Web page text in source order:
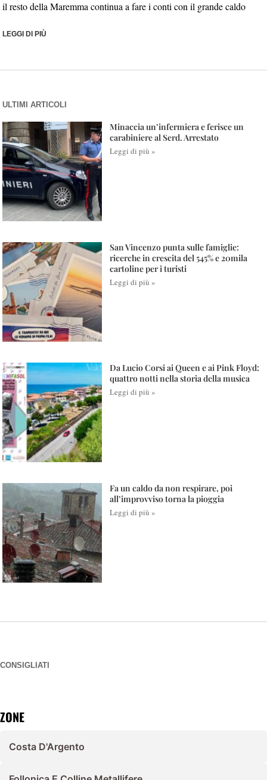
il resto della Maremma continua a fare i conti con il grande caldo
LEGGI DI PIÙ
ULTIMI ARTICOLI
Minaccia un’infermiera e ferisce un
carabiniere al Serd. Arrestato
Leggi di più »
San Vincenzo punta sulle famiglie:
ricerche in crescita del 545% e 20mila
cartoline per i turisti
Leggi di più »
Da Lucio Corsi ai Queen e ai Pink Floyd:
quattro notti nella storia della musica
Leggi di più »
Fa un caldo da non respirare, poi
all’improvviso torna la pioggia
Leggi di più »
CONSIGLIATI
ZONE
Costa D'Argento